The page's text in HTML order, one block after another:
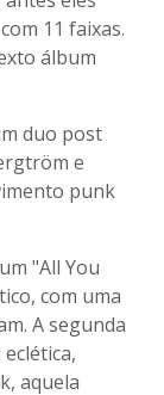
11 faixas.
álbum
duo post
e
punk
"All You
com uma
A segunda
aquela